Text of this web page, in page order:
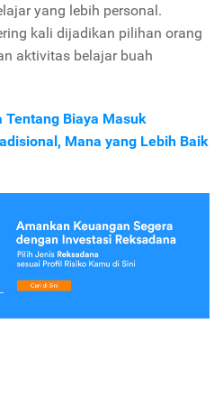
yang lebih personal.
kali dijadikan pilihan orang
aktivitas belajar buah
Tentang Biaya Masuk
Mana yang Lebih Baik